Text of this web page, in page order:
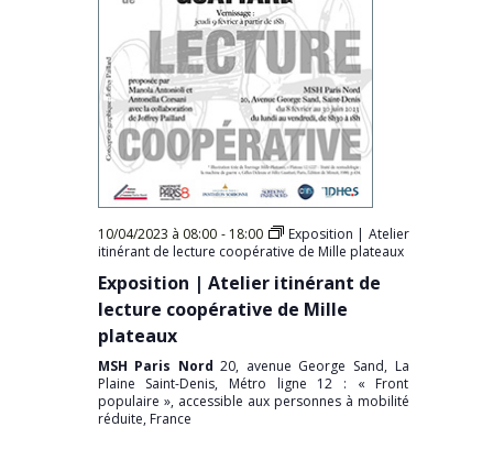
10/04/2023 à 08:00 - 18:00
Exposition | Atelier
itinérant de lecture coopérative de Mille plateaux
Exposition | Atelier itinérant de
lecture coopérative de Mille
plateaux
MSH Paris Nord20, avenue George Sand, La
Plaine Saint-Denis, Métro ligne 12 : « Front
populaire », accessible aux personnes à mobilité
réduite, France